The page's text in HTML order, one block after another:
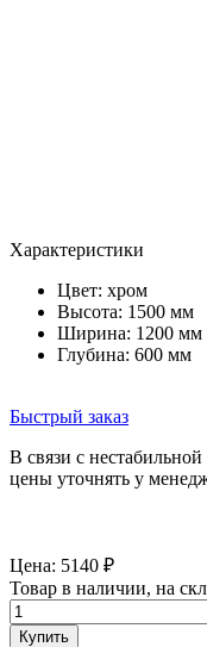
Характеристики
Цвет: хром
Высота: 1500 мм
Ширина: 1200 мм
Глубина: 600 мм
Быстрый заказ
В связи с
цены уточнять у
Цена: 5140 ₽
Товар в наличии, на
Купить